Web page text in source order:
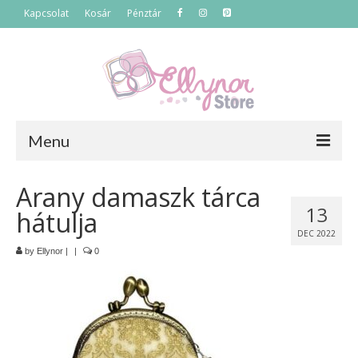
Kapcsolat Kosár Pénztár
Menu
Termékek
Szettek
Akciós termékek
Táskák
Neszeszerek
13
DEC 2022
Arany damaszk tárca
hátulja
by Ellynor | | 0